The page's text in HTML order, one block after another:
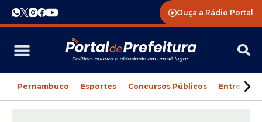
Ouça a Rádio Portal
Pernambuco Esportes Concursos Públicos